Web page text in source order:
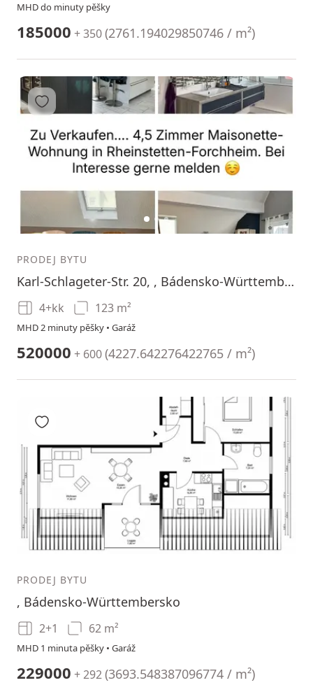
MHD do minuty pěšky
185000 + 350(2761.194029850746 / m²)
1 2
Přidat do oblíbených
PRODEJ BYTU
Karl-Schlageter-Str. 20, , Bádensko-Württembersko
4+kk 123 m²
MHD 2 minuty pěšky • Garáž
520000 + 600(4227.642276422765 / m²)
12 3
Přidat do oblíbených
PRODEJ BYTU
, Bádensko-Württembersko
2+1 62 m²
MHD 1 minuta pěšky • Garáž
229000 + 292(3693.548387096774 / m²)